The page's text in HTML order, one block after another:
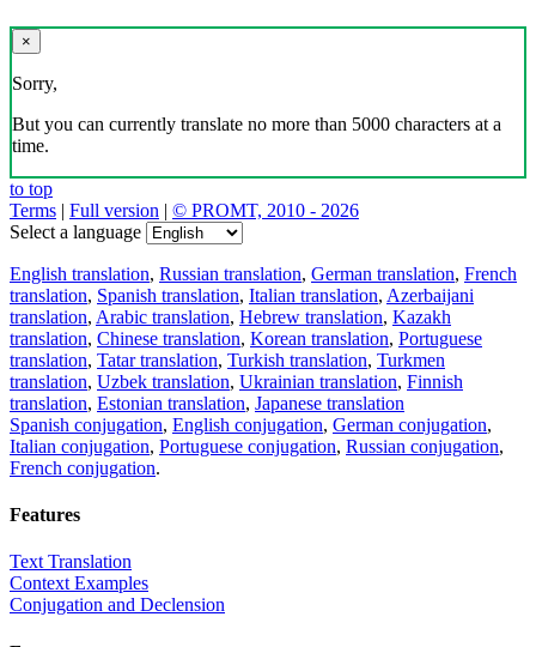
×
Sorry,
But you can currently translate no more than 5000 characters at a
time.
to top
Terms | Full version | © PROMT, 2010 - 2026
Select a language
English translation, Russian translation, German translation, French
translation, Spanish translation, Italian translation, Azerbaijani
translation, Arabic translation, Hebrew translation, Kazakh
translation, Chinese translation, Korean translation, Portuguese
translation, Tatar translation, Turkish translation, Turkmen
translation, Uzbek translation, Ukrainian translation, Finnish
translation, Estonian translation, Japanese translation
Spanish conjugation, English conjugation, German conjugation,
Italian conjugation, Portuguese conjugation, Russian conjugation,
French conjugation.
Features
Text Translation
Context Examples
Conjugation and Declension